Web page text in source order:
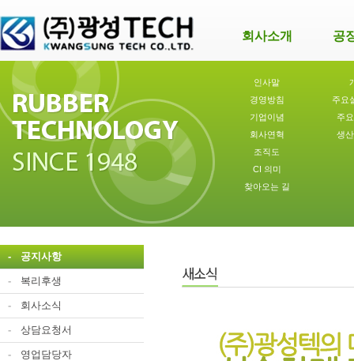
회사소개 공
인사말
경영방침
기업이념
회사연혁
조직도
CI 의미
찾아오는 길
주요
주
생
- 공지사항
- 복리후생
- 회사소식
- 상담요청서
- 영업담당자